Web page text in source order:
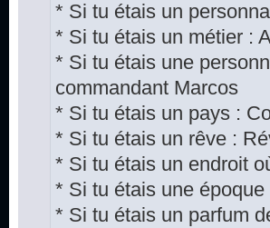
* Si tu étais un
* Si tu étais un métier :
* Si tu étais une
commandant Marcos
* Si tu étais un pays :
* Si tu étais un rêve :
* Si tu étais un endroit
* Si tu étais une
* Si tu étais un parfum